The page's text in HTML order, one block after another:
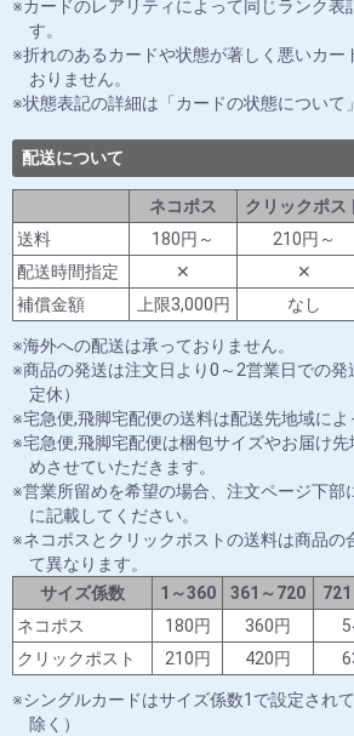
カードのレアリティによって同じランク表
す。
折れのあるカードや状態が著しく悪いカー
おりません。
状態表記の詳細は「カードの状態について
配送について
ネコポス クリックポス
送料
180円～ 210円～
配送時間指定
✕ ✕
補償金額
上限3,000円 なし
海外への配送は承っておりません。
商品の発送は注文日より0～2営業日での発
定休）
宅急便,飛脚宅配便の送料は配送先地域によ
宅急便,飛脚宅配便は梱包サイズやお届け
めさせていただきます。
営業所留めを希望の場合、注文ページ下部
に記載してください。
ネコポスとクリックポストの送料は商品の
て異なります。
サイズ係数
1～360 361～720
ネコポス
180円 360円
クリックポスト
210円 420円
シングルカードはサイズ係数1で設定され
除く）